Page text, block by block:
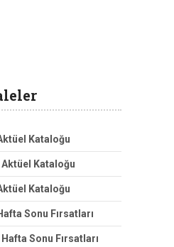
Kataloğu
Aktüel Kataloğu
Kataloğu
Sonu Fırsatları
Sonu Fırsatları